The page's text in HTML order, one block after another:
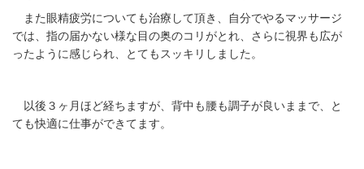
また眼精疲労についても治療して頂き、自分でやるマッサージ
では、指の届かない様な目の奥のコリがとれ、さらに視界も広が
ったように感じられ、とてもスッキリしました。
以後３ヶ月ほど経ちますが、背中も腰も調子が良いままで、と
ても快適に仕事ができてます。